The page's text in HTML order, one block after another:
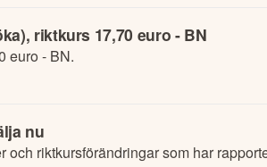
riktkurs 17,70 euro - BN
euro - BN.
nu
riktkursförändringar som har